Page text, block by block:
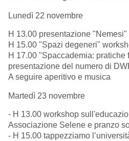
Lunedì 22 novembre
H 13.00 presentazione "Nemesi"
H 15.00 "Spazi degeneri"
H 17.00 "Spaccademia: pratiche
presentazione del numero di
A seguire aperitivo e musica
Martedì 23 novembre
- H 13.00 workshop
Associazione Selene e pranzo
- H 15.00 tappezziamo